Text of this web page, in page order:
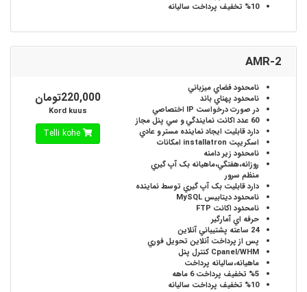
%10 تخفيف پرداخت ساليانه
AMR-2
نامحدودفضاي ميزباني
نامحدود پهناي باند
در صورت درخواست
60 عدد
اکانت نمايندگي و سي پنل مجاز
داردقابليت ايجاد نماينده مستر و عادي
اسکريپت installatron
امکانات
نامحدود زير دامنه
روزانه،هفتگي،ماهيانه بک آپ گيري
منظم سرور
داردقابليت بک آپ گيري توسط نماينده
نامحدودديتابيس MySQL
نامحدود اکانت FTP
حرفه ايآمارگير
24 ساعته
پشتيباني آنلاين
پس از پرداخت آنلاين تحويل فوري
Cpanel/WHM کنترل پنل
ماهيانه،ساليانه پرداخت
%5 تخفيف پرداخت 6 ماهه
%10 تخفيف پرداخت ساليانه
220,000تومان
Kord kuus
Telli kohe